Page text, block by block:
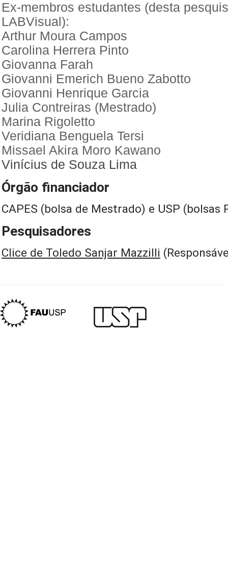
Ex-membros estudantes (desta
LABVisual):
Arthur Moura Campos
Carolina Herrera Pinto
Giovanna Farah
Giovanni Emerich Bueno Zabotto
Giovanni Henrique Garcia
Julia Contreiras (Mestrado)
Marina Rigoletto
Veridiana Benguela Tersi
Missael Akira Moro Kawano
Vinícius de Souza Lima
Órgão financiador
CAPES (bolsa de Mestrado) e USP
Pesquisadores
Clice de Toledo Sanjar Mazzilli